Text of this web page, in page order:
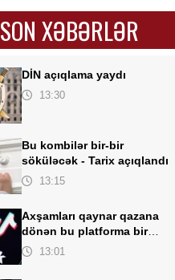
SON XƏBƏRLƏR
DİN açıqlama yaydı
13:30
Bu kombilər bir-bir
söküləcək - Tarix açıqlandı
13:15
Axşamları qaynar qazana
dönən bu platforma bir
zümrə qadınlarla dolu olur...
13:01